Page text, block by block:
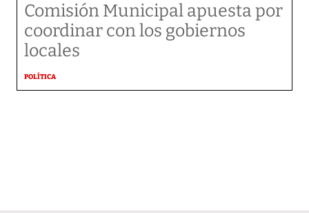
Comisión Municipal apuesta por
coordinar con los gobiernos
locales
POLÍTICA